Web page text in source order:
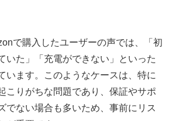
で購入したユーザーの声では、「初
いた」「充電ができない」といった
います。このようなケースは、特に
こりがちな問題であり、保証やサポ
でない場合も多いため、事前にリス